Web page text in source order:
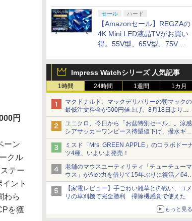
セール ハード
【Amazonセール】REGZAの
4K Mini LED液晶TVがお買い
得。55V型、65V型、75V型
ップ
Impress Watchシリーズ 人気記事
1時間 24時間 1週間 1カ月
マクドナルド、マックデリバリーの朝マックの
最低注文料金が500円値上げ。8月18日より
1,500円から受付
ユニクロ、今日から「お盆特別セール」。涼感
シアサッカーワンピース待望値下げ、撥水ギア
ショーツは1990円に
ミスド「Mrs. GREEN APPLE」のコラボドー
ツ4種、いよいよ発売！
老舗のマウスユーティリティ「チューチューマ
ウス」がAIの力を借りて15年ぶりに復活／
化、Windows 10/11、「Chrome」も走り回
る。復活記念で2026年末まで500円
【家電レビュー】手ごわい雑草との戦い、コメ
リの草刈機で完全勝利 掃除機感覚で使えた
もっと見る
円
ーン
クル
テー
ント
わら
を獲